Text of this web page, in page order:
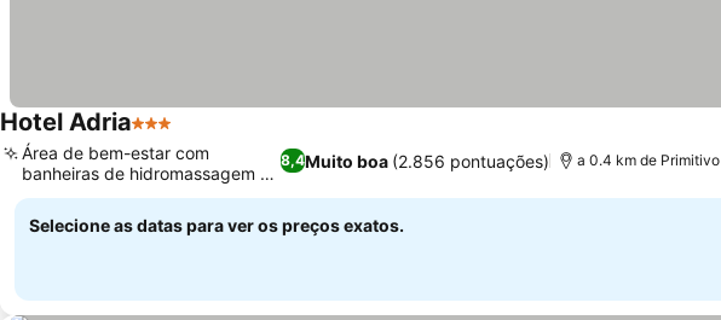
Hotel Adria3 Estrelas
8,4Muito boa (2.856 pontuações)
Área de bem-estar com
banheiras de hidromassagem e
saunas
a 0.4 km de Primitivo
Selecione as datas para ver os preços exatos.